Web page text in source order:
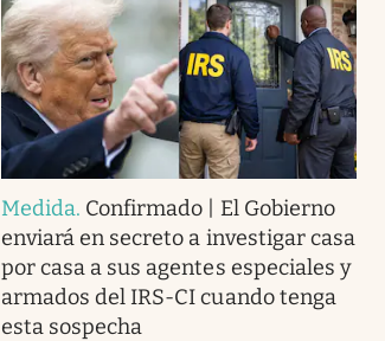
Medida. Confirmado | El Gobierno
enviará en secreto a investigar casa
por casa a sus agentes especiales y
armados del IRS-CI cuando tenga
esta sospecha